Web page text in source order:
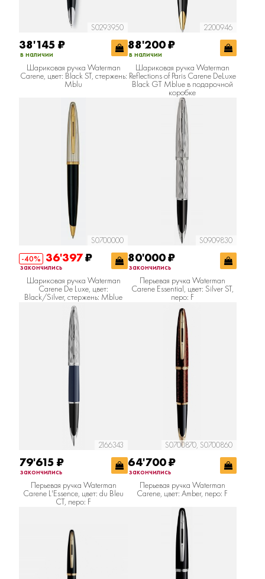
S0293950
38'145 ₽
в наличии
Шариковая ручка Waterman
Carene, цвет: Black ST, стержень:
Mblu
2200946
88'200₽
в наличии
Шариковая ручка Waterman
Reflections of Paris Carene DeLuxe
Black GT Mblue в подарочной
коробке
S0700000
-40% 36'397₽
закончились
Шариковая ручка Waterman
Carene De Luxe, цвет:
Black/Silver, стержень: Mblue
S0909830
80'000₽
закончились
Перьевая ручка Waterman
Carene Essential, цвет: Silver ST,
перо: F
2166343
79'615 ₽
закончились
Перьевая ручка Waterman
Carene L'Essence, цвет: du Bleu
CT, перо: F
S0700870, S0700860
64'700₽
закончились
Перьевая ручка Waterman
Carene, цвет: Amber, перо: F